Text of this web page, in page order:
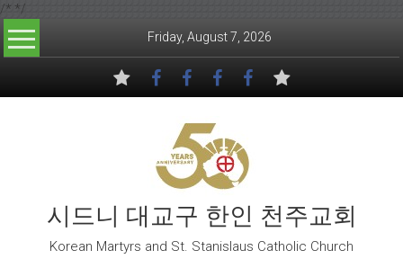
/* */
Skip to content
Friday, August 7, 2026
시드니 대교구 한인 천주교회
Korean Martyrs and St. Stanislaus Catholic Church